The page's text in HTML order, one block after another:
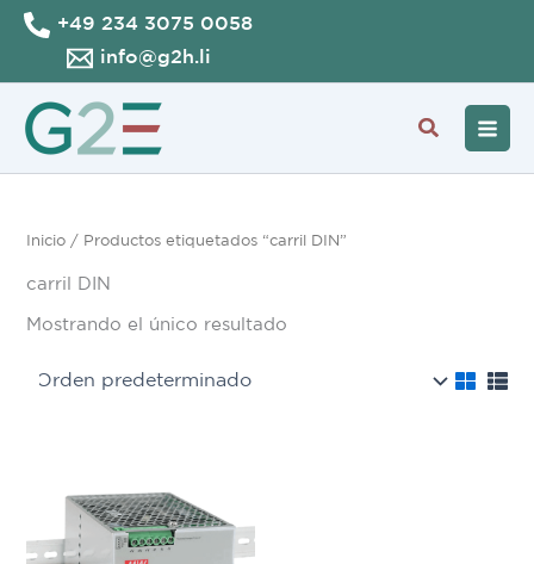
contenido
+49 234 3075 0058
info@g2h.li
Buscar
Inicio / Productos etiquetados “carril DIN”
carril DIN
Mostrando el único resultado